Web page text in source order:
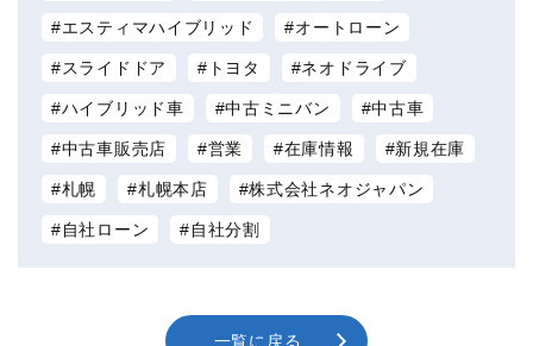
エスティマハイブリッド オートローン
スライドドア トヨタ ネオドライブ
ハイブリッド車 中古ミニバン 中古車
中古車販売店 営業 在庫情報 新規在庫
札幌 札幌本店 株式会社ネオジャパン
自社ローン 自社分割
一覧に戻る